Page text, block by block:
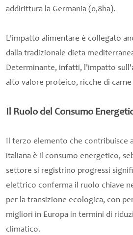
addirittura la Germania (0,8ha).
L'impatto alimentare è collegato
dalla tradizionale dieta
Determinante, infatti, l'impatto
alto valore proteico, ricche di
Il Ruolo del Consumo
Il terzo elemento che contribuisce
italiana è il consumo energetico,
settore si registrino progressi
elettrico conferma il ruolo chiave
per la transizione ecologica, con
migliori in Europa in termini di
climatico.